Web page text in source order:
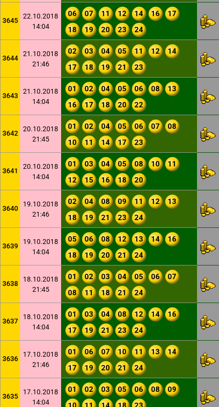
3645
22.10.2018
14:04
06 07 11 12 14 16
17
18
19 20 23 24
3644
21.10.2018
21:46
02 03 04 05 11 12
14
17
18 19 21 23
3643
21.10.2018
14:04
01 02 04 05 06 08
13
16
17 18 20 22
3642
20.10.2018
21:45
01 02 04 05 06 07
08
10
11 14 17 23
3641
20.10.2018
14:04
01 03 04 05 08 10
11
12
15 16 18 20
3640
19.10.2018
21:46
02 04 08 09 11 12
13
18
19 21 23 24
3639
19.10.2018
14:04
05 06 08 12 13 14
16
18
19 20 21 24
3638
18.10.2018
21:45
01 02 03 04 05 06
07
08
11 18 21 24
3637
18.10.2018
14:04
01 03 04 08 12 14
16
17
19 21 23 24
3636
17.10.2018
21:46
01 06 07 10 11 13
14
17
19 20 21 24
3635
17.10.2018
14:04
01 02 03 05 06 08
09